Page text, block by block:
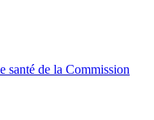
santé de la Commission